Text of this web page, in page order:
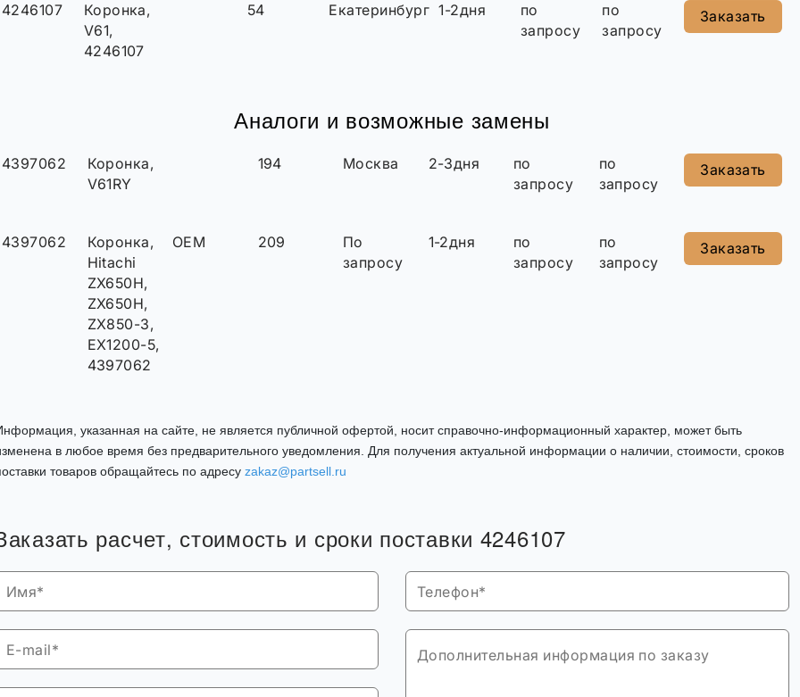
4246107
Коронка,
V61,
4246107
54 Екатеринбург 1-2дня
по
запросу
по
запросу
Заказать
Аналоги и возможные замены
4397062
Коронка,
V61RY
194 Москва 2-3дня
по
запросу
по
запросу
Заказать
4397062
Коронка,
Hitachi
ZX650H,
ZX650H,
ZX850-3,
EX1200-5,
4397062
OEM 209
По
запросу
1-2дня
по
запросу
по
запросу
Заказать
указанная на сайте, не является публичной офертой, носит справочно-информационный характер, может быть
в любое время без предварительного уведомления. Для получения актуальной информации о наличии, стоимости, сроков
товаров обращайтесь по адресу zakaz@partsell.ru
расчет, стоимость и сроки поставки 4246107